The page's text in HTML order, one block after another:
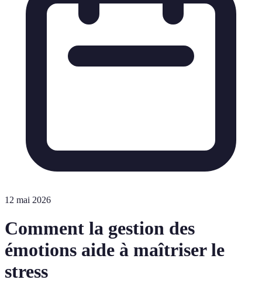
12 mai 2026
Comment la gestion des
émotions aide à maîtriser le
stress